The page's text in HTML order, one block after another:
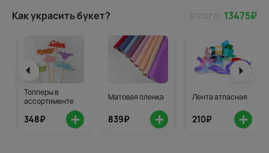
Как украсить букет? 13475₽
Топперы в
ассортименте
348₽ +
Матовая пленка
839₽ +
Лента атласная
210₽ +